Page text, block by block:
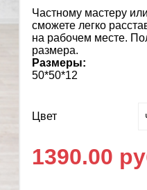
Частному мастеру
сможете легко
на рабочем месте.
размера.
Размеры:
50*50*12
Цвет
1390.00